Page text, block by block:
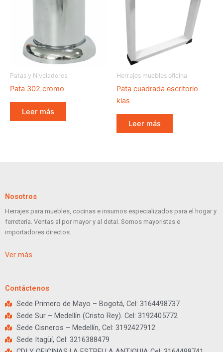
Patas y Niveladores
Pata 302 cromo
Leer más
Herrajes muebles oficina
Pata cuadrada escritorio
klas
Leer más
Nosotros
Herrajes para muebles, cocinas e insumos especializados para el hogar y
ferretería. Ventas al por mayor y al detal. Somos mayoristas e
importadores directos.
Ver más…
Contáctenos
Sede Primero de Mayo – Bogotá, Cel: 3164498737
Sede Sur – Medellín (Cristo Rey). Cel: 3192405772
Sede Cisneros – Medellín, Cel: 3192427912
Sede Itagüí, Cel: 3216388479